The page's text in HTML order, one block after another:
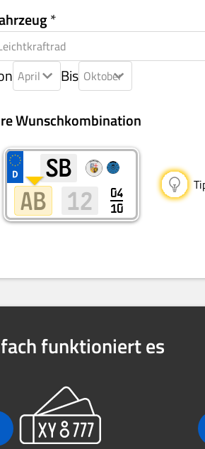
Bis
04
10
funktioniert es